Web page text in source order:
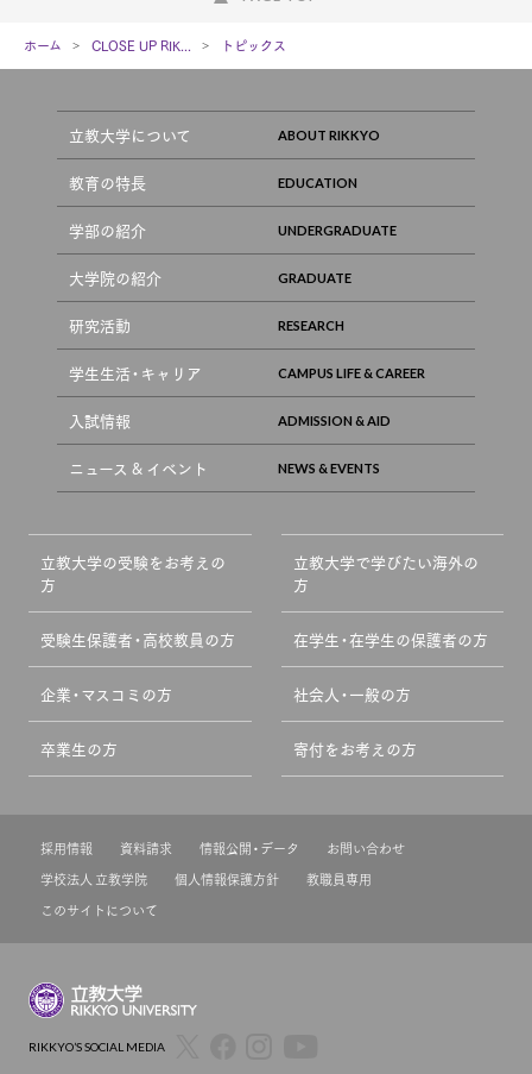
ホーム CLOSE UP RIK... トピックス
立教大学について
教育の特長
学部の紹介
大学院の紹介
研究活動
学生生活・キャリア
入試情報
ニュース & イベント
立教大学の受験をお考えの
方
立教大学で学びたい海外の
方
受験生保護者・高校教員の方 在学生・在学生の保護者の方
企業・マスコミの方 社会人・一般の方
卒業生の方 寄付をお考えの方
採用情報 資料請求 情報公開・データ
お問い合わせ
学校法人 立教学院
個人情報保護方針
教職員専用
このサイトについて
RIKKYO’S SOCIAL MEDIA